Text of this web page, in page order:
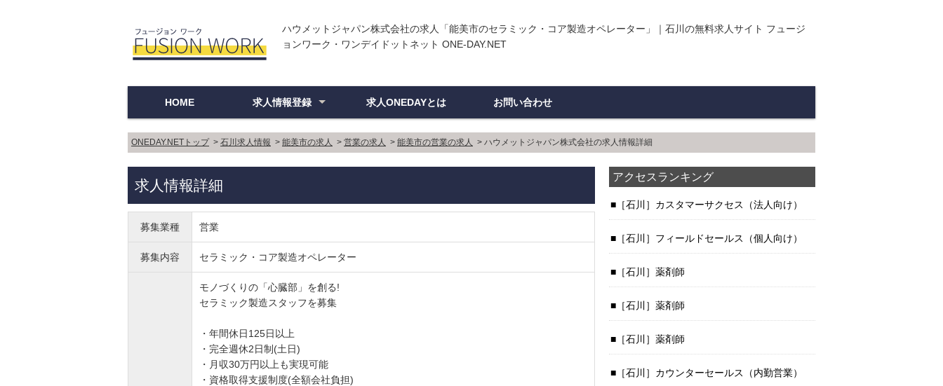
ハウメットジャパン株式会社の求人「能美市のセラミック・コア製造オペレーター」｜石川の無料求人サイト フュージ
ョンワーク・ワンデイドットネット ONE-DAY.NET
HOME 求人情報登録
登録企業ログイン
新規登録
登録方法
ご利用上の注意
Q＆A
求人ONEDAYとは お問い合わせ
ONEDAY.NETトップ > 石川求人情報 > 能美市の求人 > 営業の求人 > 能美市の営業の求人 > ハウメットジャパン株式会社の求人情報詳細
求人情報詳細
募集業種 営業
募集内容 セラミック・コア製造オペレーター
モノづくりの「心臓部」を創る!
セラミック製造スタッフを募集
・年間休日125日以上
・完全週休2日制(土日)
・月収30万円以上も実現可能
・資格取得支援制度(全額会社負担)
アクセスランキング
［石川］カスタマーサクセス（法人向け）
［石川］フィールドセールス（個人向け）
［石川］薬剤師
［石川］薬剤師
［石川］薬剤師
［石川］カウンターセールス（内勤営業）